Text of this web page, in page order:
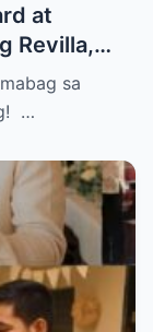
at
Revilla,
sa
…